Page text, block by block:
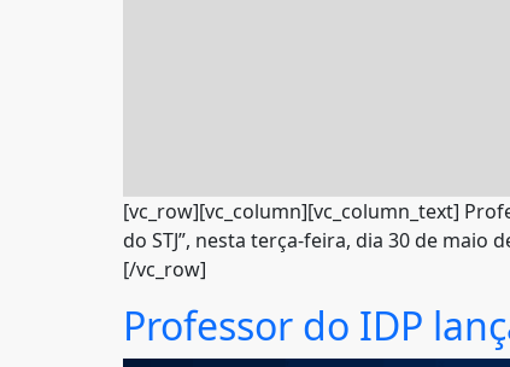
[vc_row][vc_column][vc_column_text]
do STJ”, nesta terça-feira, dia 30 de maio
[/vc_row]
Professor do IDP